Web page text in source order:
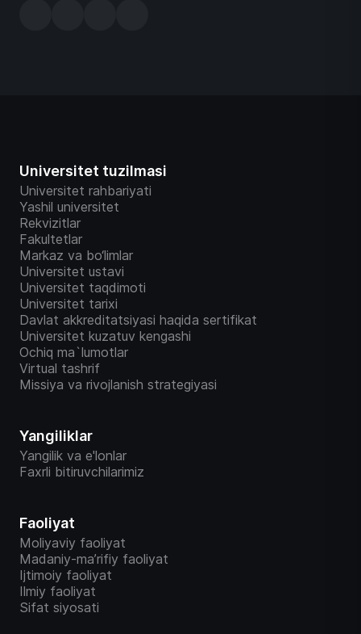
Universitet tuzilmasi
Universitet rahbariyati
Yashil universitet
Rekvizitlar
Fakultetlar
Markaz va bo‘limlar
Universitet ustavi
Universitet taqdimoti
Universitet tarixi
Davlat akkreditatsiyasi haqida sertifikat
Universitet kuzatuv kengashi
Ochiq ma`lumotlar
Virtual tashrif
Missiya va rivojlanish strategiyasi
Yangiliklar
Yangilik va e'lonlar
Faxrli bitiruvchilarimiz
Faoliyat
Moliyaviy faoliyat
Madaniy-ma’rifiy faoliyat
Ijtimoiy faoliyat
Ilmiy faoliyat
Sifat siyosati